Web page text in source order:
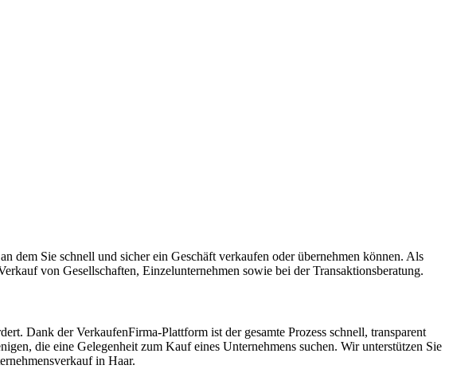
dem Sie schnell und sicher ein Geschäft verkaufen oder übernehmen können. Als
von Gesellschaften, Einzelunternehmen sowie bei der Transaktionsberatung.
Dank der VerkaufenFirma-Plattform ist der gesamte Prozess schnell, transparent
die eine Gelegenheit zum Kauf eines Unternehmens suchen. Wir unterstützen Sie
in Haar.